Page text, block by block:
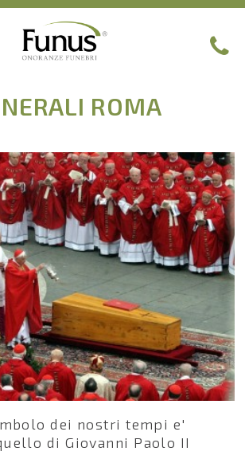
ROMA
dei nostri tempi e'
di Giovanni Paolo II